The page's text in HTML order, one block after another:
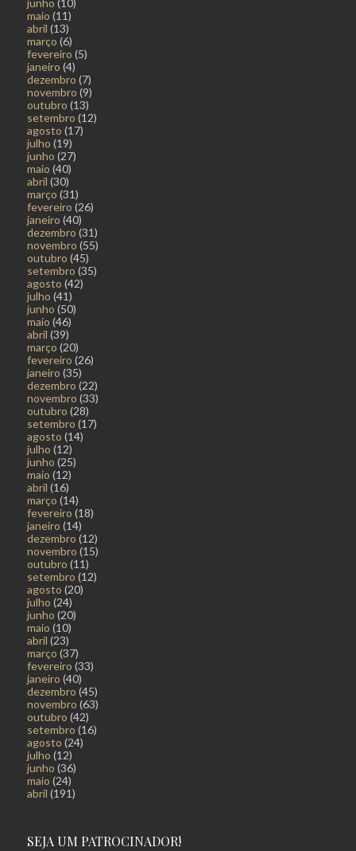
junho (10)
maio (11)
abril (13)
março (6)
fevereiro (5)
janeiro (4)
dezembro (7)
novembro (9)
outubro (13)
setembro (12)
agosto (17)
julho (19)
junho (27)
maio (40)
abril (30)
março (31)
fevereiro (26)
janeiro (40)
dezembro (31)
novembro (55)
outubro (45)
setembro (35)
agosto (42)
julho (41)
junho (50)
maio (46)
abril (39)
março (20)
fevereiro (26)
janeiro (35)
dezembro (22)
novembro (33)
outubro (28)
setembro (17)
agosto (14)
julho (12)
junho (25)
maio (12)
abril (16)
março (14)
fevereiro (18)
janeiro (14)
dezembro (12)
novembro (15)
outubro (11)
setembro (12)
agosto (20)
julho (24)
junho (20)
maio (10)
abril (23)
março (37)
fevereiro (33)
janeiro (40)
dezembro (45)
novembro (63)
outubro (42)
setembro (16)
agosto (24)
julho (12)
junho (36)
maio (24)
abril (191)
SEJA UM PATROCINADOR!